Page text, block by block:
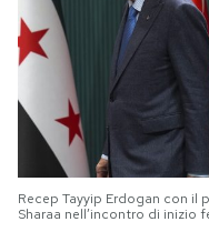
Recep Tayyip Erdogan con il
Sharaa nell’incontro di inizio